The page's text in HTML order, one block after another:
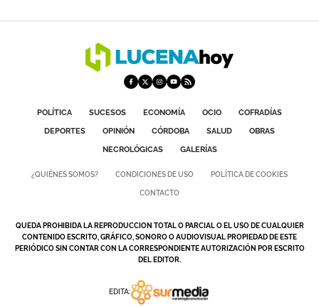
POLÍTICA SUCESOS ECONOMÍA OCIO
COFRADÍAS
DEPORTES
OPINIÓN CÓRDOBA SALUD
OBRAS
NECROLÓGICAS
GALERÍAS
¿QUIÉNES SOMOS? CONDICIONES DE USO POLÍTICA DE COOKIES
CONTACTO
QUEDA PROHIBIDA LA REPRODUCCION TOTAL O PARCIAL O EL USO DE CUALQUIER
CONTENIDO ESCRITO, GRÁFICO, SONORO O AUDIOVISUAL PROPIEDAD DE ESTE
PERIÓDICO SIN CONTAR CON LA CORRESPONDIENTE AUTORIZACIÓN POR ESCRITO
DEL EDITOR.
EDITA: